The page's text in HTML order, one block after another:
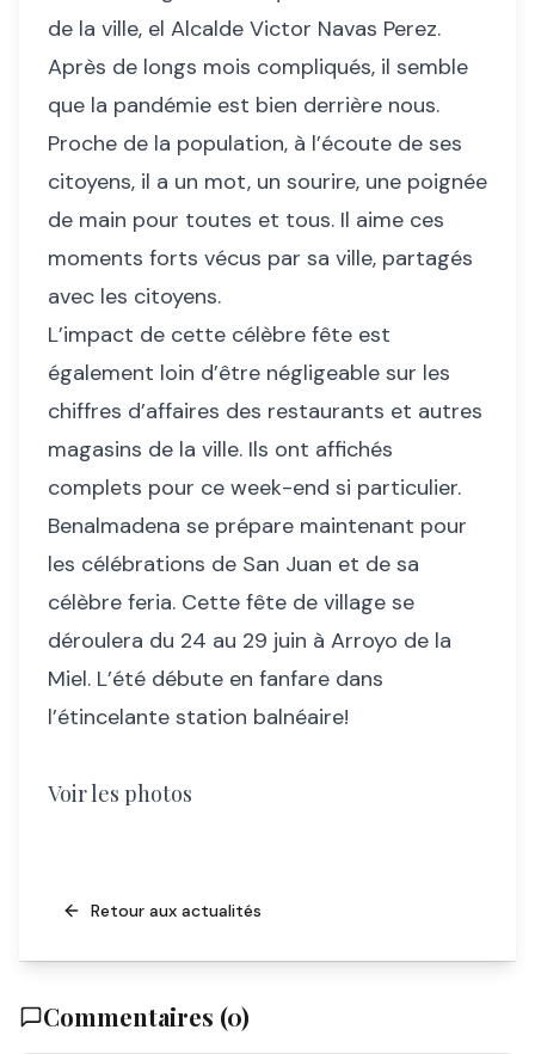
de la ville, el Alcalde Victor Navas Perez.
Après de longs mois compliqués, il semble
que la pandémie est bien derrière nous.
Proche de la population, à l’écoute de ses
citoyens, il a un mot, un sourire, une poignée
de main pour toutes et tous. Il aime ces
moments forts vécus par sa ville, partagés
avec les citoyens.
L’impact de cette célèbre fête est
également loin d’être négligeable sur les
chiffres d’affaires des restaurants et autres
magasins de la ville. Ils ont affichés
complets pour ce week-end si particulier.
Benalmadena se prépare maintenant pour
les célébrations de San Juan et de sa
célèbre feria. Cette fête de village se
déroulera du 24 au 29 juin à Arroyo de la
Miel. L’été débute en fanfare dans
l’étincelante station balnéaire!
Voir les photos
Retour aux actualités
Commentaires (0)